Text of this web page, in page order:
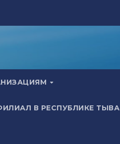
В РЕСПУБЛИКЕ ТЫВА